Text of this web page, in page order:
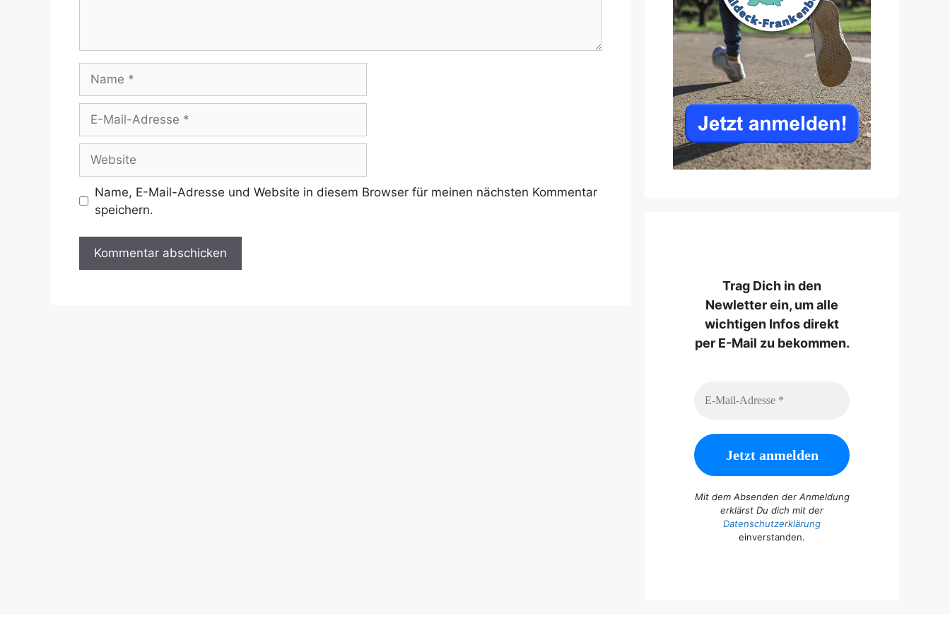
Mail-
Adresse
Name, E-Mail-Adresse und Website in diesem Browser für meinen nächsten Kommentar
speichern.
Trag Dich in den
Newletter ein, um alle
wichtigen Infos direkt
per E-Mail zu bekommen.
Mit dem Absenden der Anmeldung
erklärst Du dich mit der
Datenschutzerklärung
einverstanden.